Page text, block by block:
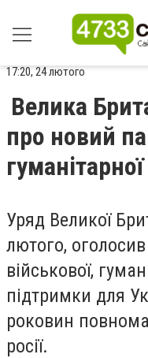
17:20, 24 лютого
Велика
про новий
Уряд Великої
лютого,
військової,
підтримки для
роковин
росії.